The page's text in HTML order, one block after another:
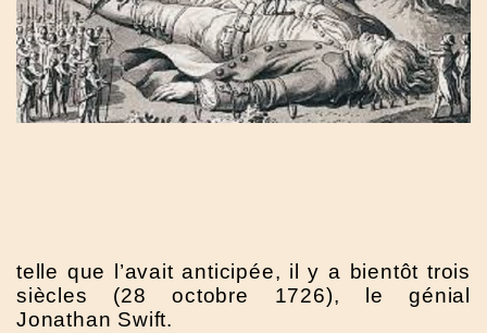
telle que l’avait anticipée, il y a bientôt trois
siècles (28 octobre 1726), le génial
Jonathan Swift.